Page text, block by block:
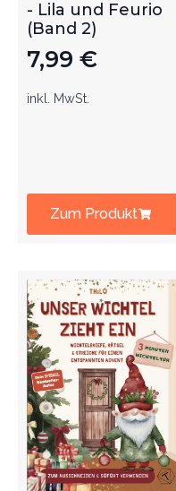
- Lila und Feurio
(Band 2)
7,99 €
inkl. MwSt.
Zum Produkt